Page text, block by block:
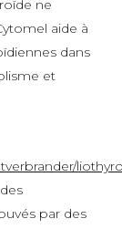
ne
aide à
dans
et
par des